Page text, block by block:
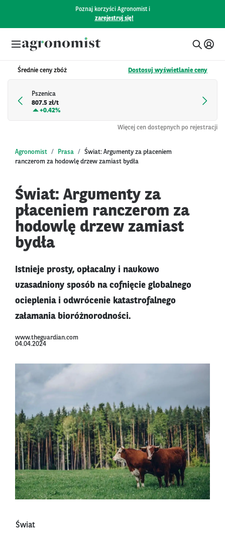
Poznaj korzyści Agronomist i
zarejestruj się!
Średnie ceny zbóż Dostosuj wyświetlanie ceny
Pszenica
807.5 zł/t
+0.42%
Więcej cen dostępnych po rejestracji
Agronomist Prasa
Świat: Argumenty za płaceniem
ranczerom za hodowlę drzew zamiast bydła
Świat: Argumenty za
płaceniem ranczerom za
hodowlę drzew zamiast
bydła
Istnieje prosty, opłacalny i naukowo
uzasadniony sposób na cofnięcie globalnego
ocieplenia i odwrócenie katastrofalnego
załamania bioróżnorodności.
www.theguardian.com
04.04.2024
Świat